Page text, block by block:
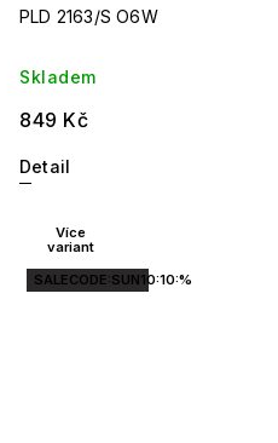
PLD 2163/S O6W
Skladem
849 Kč
Detail
Více
variant
SALECODE:SUN10:10:%